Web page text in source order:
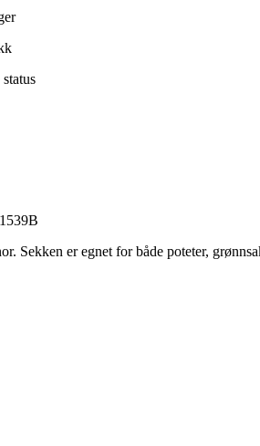
Sekken er egnet for både poteter,